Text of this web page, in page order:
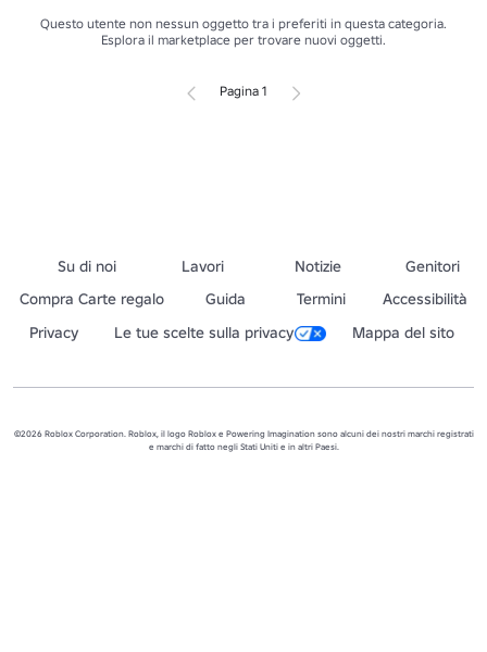
Questo utente non nessun oggetto tra i preferiti in questa categoria.
Esplora il marketplace per trovare nuovi oggetti.
Pagina 1
Su di noi Lavori Notizie
Genitori
Compra Carte regalo
Guida Termini
Accessibilità
Privacy
Le tue scelte sulla privacy Mappa del sito
©2026 Roblox Corporation. Roblox, il logo Roblox e Powering Imagination sono alcuni dei nostri marchi registrati
e marchi di fatto negli Stati Uniti e in altri Paesi.